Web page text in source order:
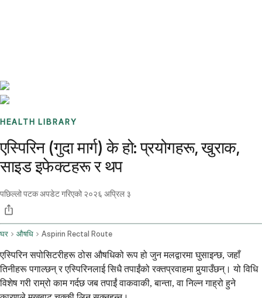
HEALTH LIBRARY
एस्पिरिन (गुदा मार्ग) के हो: प्रयोगहरू, खुराक,
साइड इफेक्टहरू र थप
पछिल्लो पटक अपडेट गरिएको २०२६ अप्रिल ३
घर औषधि Aspirin Rectal Route
एस्पिरिन सपोसिटरीहरू ठोस औषधिको रूप हो जुन मलद्वारमा घुसाइन्छ, जहाँ
तिनीहरू पगाल्छन् र एस्पिरिनलाई सिधै तपाईंको रक्तप्रवाहमा पुर्‍याउँछन्। यो विधि
विशेष गरी राम्रो काम गर्दछ जब तपाईं वाकवाकी, बान्ता, वा निल्न गाह्रो हुने